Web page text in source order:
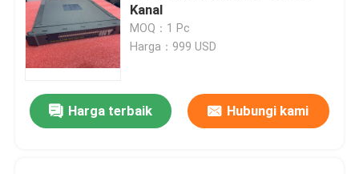
Kanal
MOQ：1 Pc
Harga：999 USD
Harga terbaik Hubungi kami